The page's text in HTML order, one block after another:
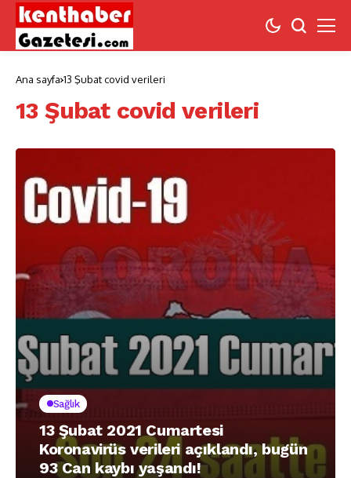
Ana sayfa 13 Şubat covid verileri
13 Şubat covid verileri
Sağlık
13 Şubat 2021 Cumartesi
Koronavirüs verileri açıklandı, bugün
93 Can kaybı yaşandı!